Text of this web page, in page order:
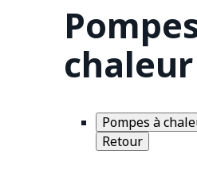
chaleur
Pompes à
Retour